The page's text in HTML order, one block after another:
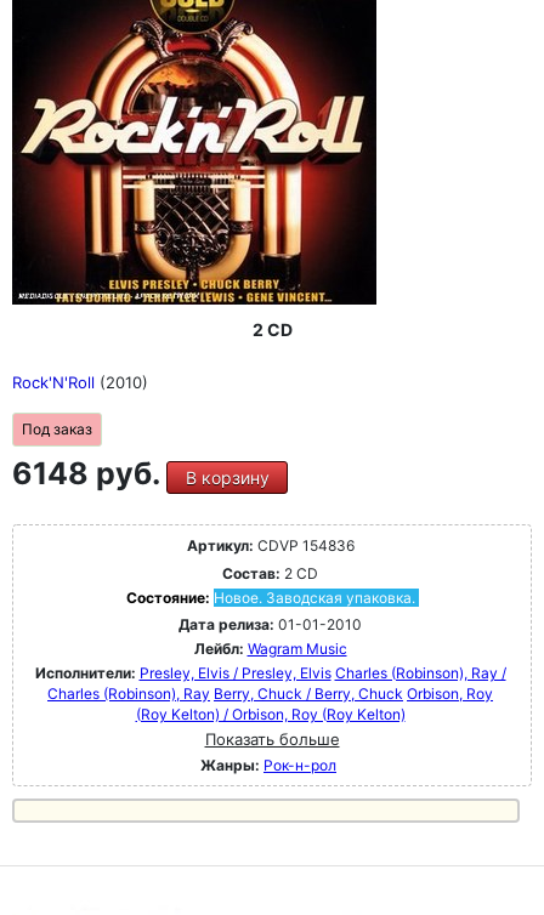
2 CD
Rock'N'Roll (2010)
Под заказ
6148 руб. В корзину
Артикул: CDVP 154836
Состав: 2 CD
Состояние: Новое. Заводская упаковка.
Дата релиза: 01-01-2010
Лейбл: Wagram Music
Исполнители: Presley, Elvis / Presley, Elvis Charles (Robinson), Ray /
Charles (Robinson), Ray Berry, Chuck / Berry, Chuck Orbison, Roy
(Roy Kelton) / Orbison, Roy (Roy Kelton)
Показать больше
Жанры: Рок-н-poл